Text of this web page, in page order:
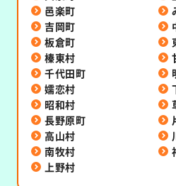
邑楽町
吉岡町
板倉町
榛東村
千代田町
嬬恋村
昭和村
長野原町
高山村
南牧村
上野村